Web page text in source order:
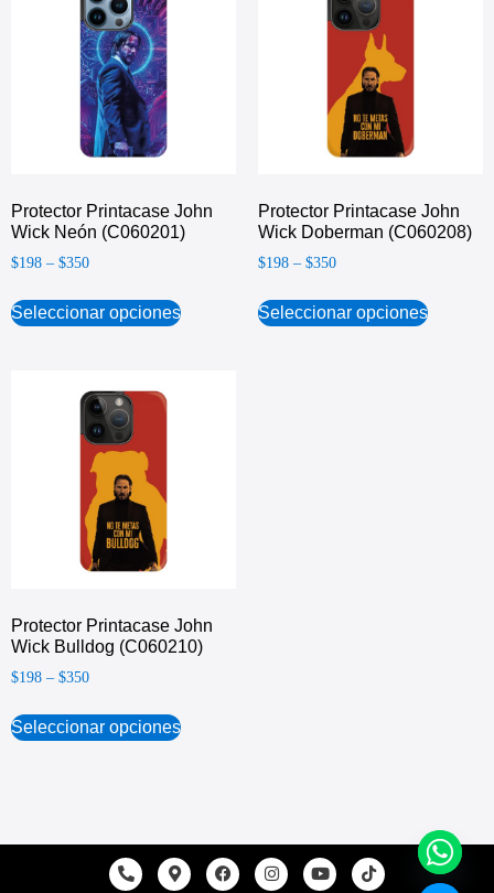
Protector Printacase John
Wick Neón (C060201)
$198 – $350
Seleccionar opciones
Protector Printacase John
Wick Doberman (C060208)
$198 – $350
Seleccionar opciones
Protector Printacase John
Wick Bulldog (C060210)
$198 – $350
Seleccionar opciones